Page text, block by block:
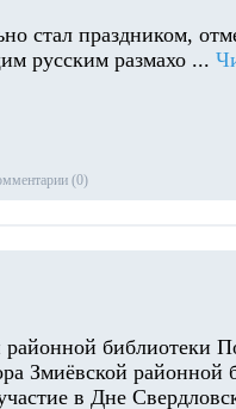
стал праздником,
русским размахо ...
(0)
районной
Змиёвской районной
в Дне